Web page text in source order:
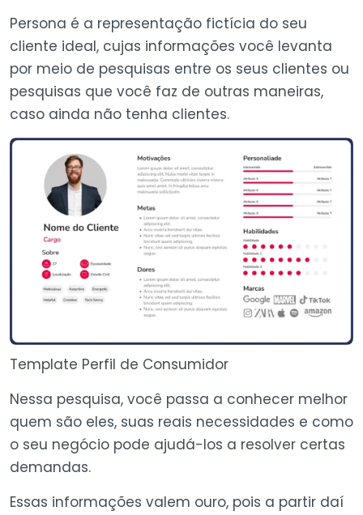
Persona é a representação fictícia do seu
cliente ideal, cujas informações você levanta
por meio de pesquisas entre os seus clientes ou
pesquisas que você faz de outras maneiras,
caso ainda não tenha clientes.
Template Perfil de Consumidor
Nessa pesquisa, você passa a conhecer melhor
quem são eles, suas reais necessidades e como
o seu negócio pode ajudá-los a resolver certas
demandas.
Essas informações valem ouro, pois a partir daí